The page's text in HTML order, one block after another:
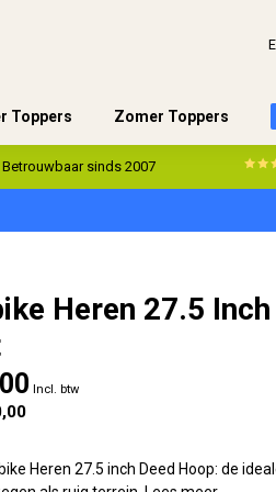
Toppers Zomer Toppers
Betrouwbaar sinds 2007
Heren 27.5
Incl. btw
Heren 27.5 inch Deed Hoop: de